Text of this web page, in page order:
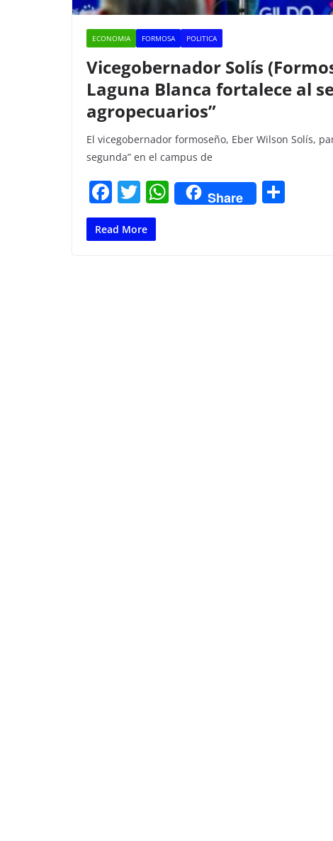
ECONOMIA FORMOSA POLITICA
Vicegobernador Solís
Laguna Blanca fortalece al
agropecuarios”
El vicegobernador formoseño, Eber Wilson Solís,
segunda” en el campus de
F
a
c
T
w
itt
W
h
Share
Read More